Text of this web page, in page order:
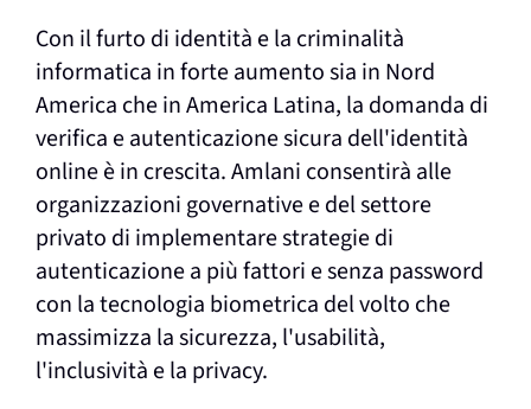
Con il furto di identità e la criminalità
informatica in forte aumento sia in Nord
America che in America Latina, la domanda di
verifica e autenticazione sicura dell'identità
online è in crescita. Amlani consentirà alle
organizzazioni governative e del settore
privato di implementare strategie di
autenticazione a più fattori e senza password
con la tecnologia biometrica del volto che
massimizza la sicurezza, l'usabilità,
l'inclusività e la privacy.